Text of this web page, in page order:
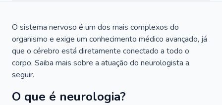
O sistema nervoso é um dos mais complexos do
organismo e exige um conhecimento médico avançado, já
que o cérebro está diretamente conectado a todo o
corpo. Saiba mais sobre a atuação do neurologista a
seguir.
O que é neurologia?